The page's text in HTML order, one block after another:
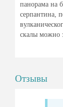
панорама на
серпантина,
скалы можно
Отзывы